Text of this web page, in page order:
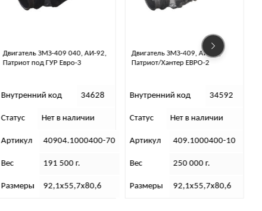
Двигатель ЗМЗ-409, АИ-92,
Патриот/Хантер ЕВРО-2
Внутренний код 34592
Статус Нет в наличии
Артикул 409.1000400-10
Вес 250 000 г.
Размеры 92,1х55,7х80,6
Двигатель ЗМЗ-4062 инжектор
(АИ-92)
Внутренний код 34497
Статус Нет в наличии
Артикул 4062.1000400-70
Вес 190 000 г.
Размеры 92,1х55,7х80,6